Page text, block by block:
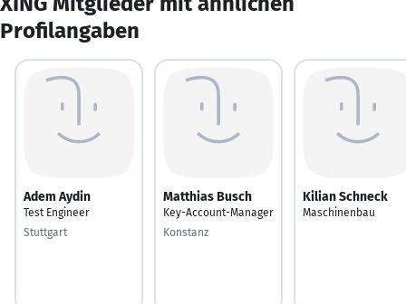
Profilangaben
Adem Aydin
Test Engineer
Stuttgart
Matthias Busch
Key-Account-Manager
Konstanz
Kilian Schneck
Maschinenbau